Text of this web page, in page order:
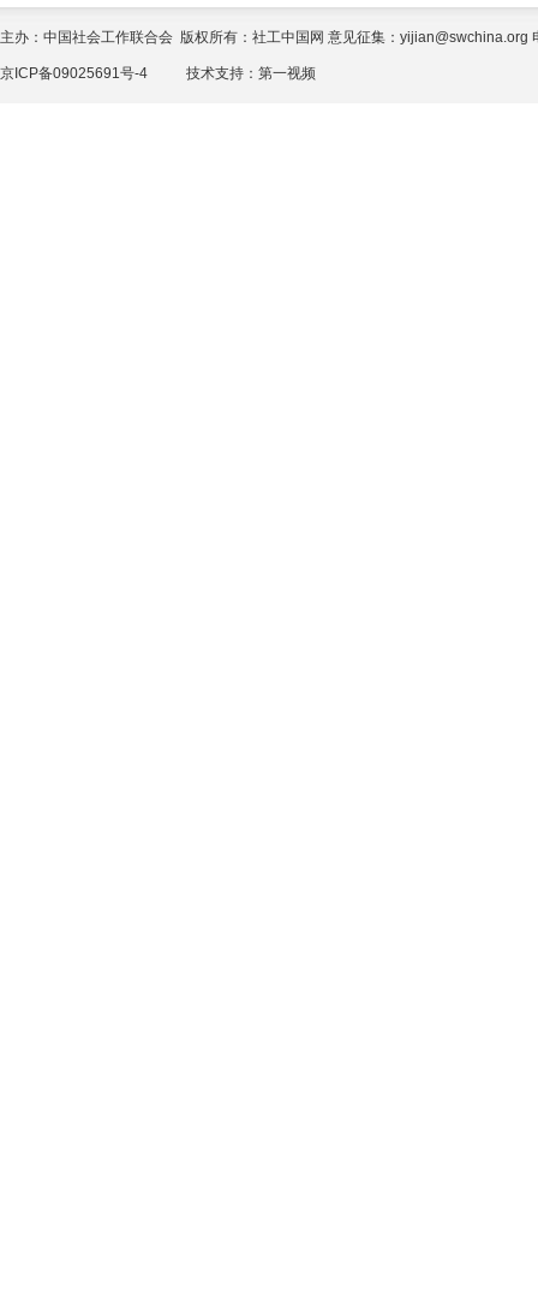
主办：中国社会工作联合会 版权所有：社工中国网 意见征集：yijian@swchina.org
京ICP备09025691号-4 技术支持： 第一视频